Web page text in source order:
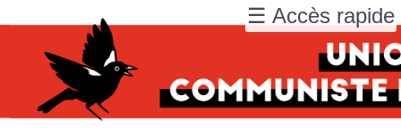
☰ Accès rapide